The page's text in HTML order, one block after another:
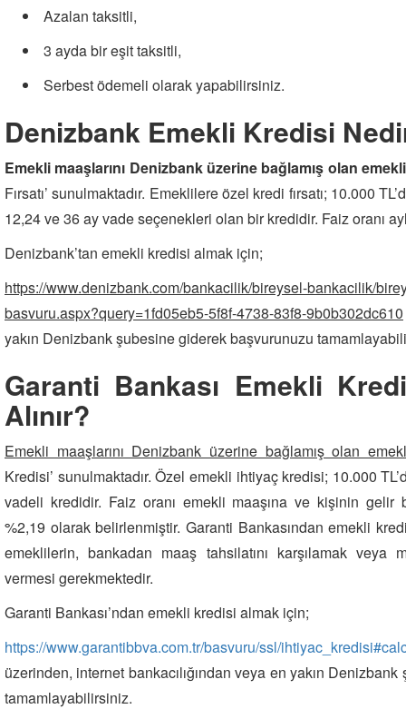
Azalan taksitli,
3 ayda bir eşit taksitli,
Serbest ödemeli olarak yapabilirsiniz.
Denizbank Emekli Kredisi
Emekli maaşlarını Denizbank üzerine bağlamış olan
Fırsatı’ sunulmaktadır. Emeklilere özel kredi fırsatı; 10.000
12,24 ve 36 ay vade seçenekleri olan bir kredidir. Faiz oranı
Denizbank’tan emekli kredisi almak için;
https://www.denizbank.com/bankacilik/bireysel-bankacilik/
basvuru.aspx?query=1fd05eb5-5f8f-4738-83f8-9b0b302dc610
yakın Denizbank şubesine giderek başvurunuzu
Garanti Bankası Emekli
Alınır?
Emekli maaşlarını Denizbank üzerine bağlamış olan
Kredisi’ sunulmaktadır. Özel emekli ihtiyaç kredisi; 10.000
vadeli kredidir. Faiz oranı emekli maaşına ve kişinin gelir
%2,19 olarak belirlenmiştir. Garanti Bankasından emekli
emeklilerin, bankadan maaş tahsilatını karşılamak veya
vermesi gerekmektedir.
Garanti Bankası’ndan emekli kredisi almak için;
https://www.garantibbva.com.tr/basvuru/ssl/
üzerinden, internet bankacılığından veya en yakın
tamamlayabilirsiniz.